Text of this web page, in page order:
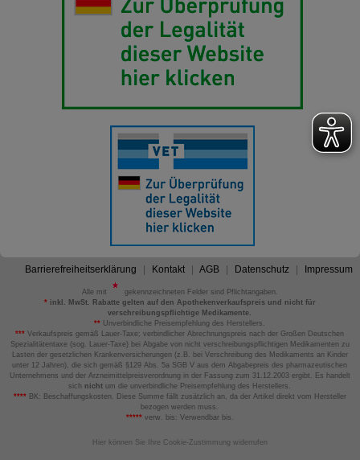
Barrierefreiheitserklärung Kontakt AGB Datenschutz Impressum
Alle mit
gekennzeichneten Felder sind Pflichtangaben.
*inkl. MwSt. Rabatte gelten auf den Apothekenverkaufspreis und nicht für
verschreibungspflichtige Medikamente.
** Unverbindliche Preisempfehlung des Herstellers.
*** Verkaufspreis gemäß Lauer-Taxe; verbindlicher Abrechnungspreis nach der Großen Deutschen
Spezialitätentaxe (sog. Lauer-Taxe) bei Abgabe von nicht verschreibungspflichtigen Medikamenten zu
Lasten der gesetzlichen Krankenversicherungen (z.B. bei Verschreibung des Medikaments an Kinder
unter 12 Jahren), die sich gemäß §129 Abs. 5a SGB V aus dem Abgabepreis des pharmazeutischen
Unternehmens und der Arzneimittelpreisverordnung in der Fassung zum 31.12.2003 ergibt. Es handelt
sich nicht um die unverbindliche Preisempfehlung des Herstellers.
****BK: Beschaffungskosten. Diese Summe fällt zusätzlich an, da der Artikel direkt vom Hersteller
bezogen werden muss.
*****verw. bis: Verwendbar bis.
Hier können Sie Ihre Cookie-Zustimmung widerrufen